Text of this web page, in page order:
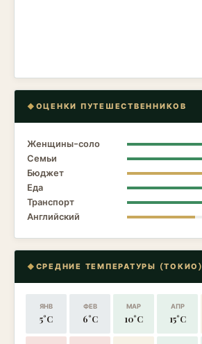
ОЦЕНКИ ПУТЕШЕСТВЕННИКОВ
Женщины-соло
Семьи
Бюджет
Еда
Транспорт
Английский
СРЕДНИЕ ТЕМПЕРАТУРЫ (ТОКИО)
ЯНВ
5°C
ФЕВ
6°C
МАР
10°C
АПР
15°C